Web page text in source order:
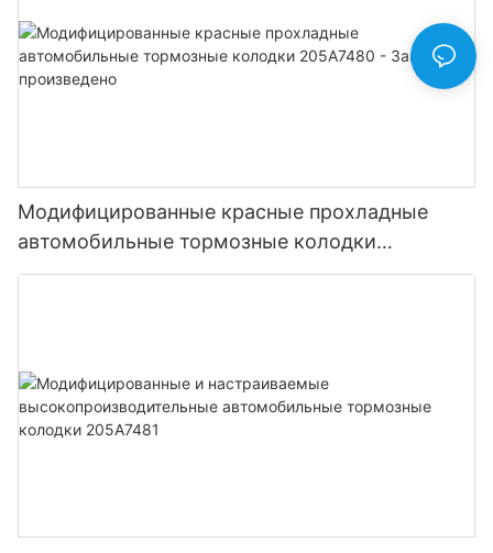
Модифицированные красные прохладные
автомобильные тормозные колодки
205A7480 - Завод - произведено